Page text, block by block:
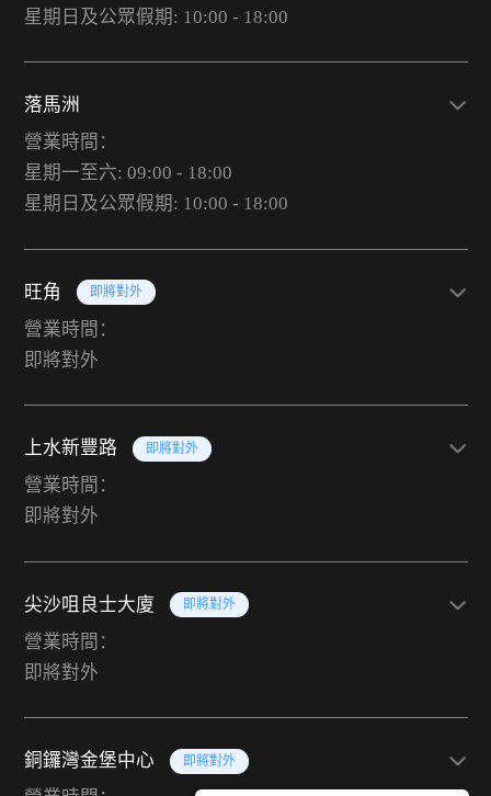
星期日及公眾假期: 10:00 - 18:00
落馬洲
營業時間：
星期一至六: 09:00 - 18:00
星期日及公眾假期: 10:00 - 18:00
旺角 即將對外
營業時間：
即將對外
上水新豐路 即將對外
營業時間：
即將對外
尖沙咀良士大廈 即將對外
營業時間：
即將對外
銅鑼灣金堡中心 即將對外